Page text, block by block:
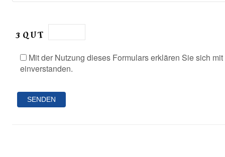
Mit der Nutzung dieses Formulars erklären Sie sich
einverstanden.